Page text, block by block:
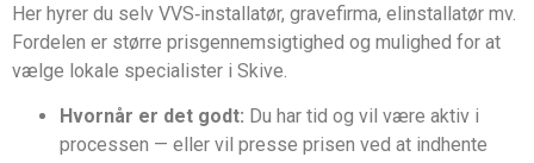
Her hyrer du selv VVS‑installatør, gravefirma, elinstallatør mv.
Fordelen er større prisgennemsigtighed og mulighed for at
vælge lokale specialister i Skive.
Hvornår er det godt: Du har tid og vil være aktiv i
processen — eller vil presse prisen ved at indhente